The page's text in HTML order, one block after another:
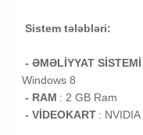
Sistem tələbləri:
- ƏMƏLİYYAT SİSTEMİ
Windows 8
- RAM : 2 GB Ram
- VİDEOKART :